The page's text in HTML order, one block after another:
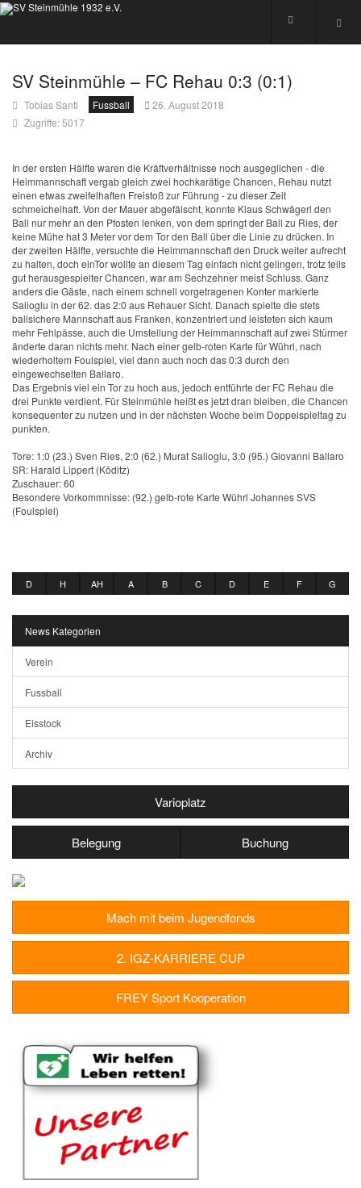
SV Steinmühle – FC Rehau 0:3 (0:1)
Tobias Santl Fussball
26. August 2018
Zugriffe: 5017
In der ersten Hälfte waren die Kräftverhältnisse noch ausgeglichen - die
Heimmannschaft vergab gleich zwei hochkarätige Chancen, Rehau nutzt
einen etwas zweifelhaften Freistoß zur Führung - zu dieser Zeit
schmeichelhaft. Von der Mauer abgefälscht, konnte Klaus Schwägerl den
Ball nur mehr an den Pfosten lenken, von dem springt der Ball zu Ries, der
keine Mühe hat 3 Meter vor dem Tor den Ball über die Linie zu drücken. In
der zweiten Hälfte, versuchte die Heimmannschaft den Druck weiter aufrecht
zu halten, doch einTor wollte an diesem Tag einfach nicht gelingen, trotz teils
gut herausgespielter Chancen, war am Sechzehner meist Schluss. Ganz
anders die Gäste, nach einem schnell vorgetragenen Konter markierte
Salioglu in der 62. das 2:0 aus Rehauer Sicht. Danach spielte die stets
ballsichere Mannschaft aus Franken, konzentriert und leisteten sich kaum
mehr Fehlpässe, auch die Umstellung der Heimmannschaft auf zwei Stürmer
änderte daran nichts mehr. Nach einer gelb-roten Karte für Wührl, nach
wiederholtem Foulspiel, viel dann auch noch das 0:3 durch den
eingewechselten Ballaro.
Das Ergebnis viel ein Tor zu hoch aus, jedoch entführte der FC Rehau die
drei Punkte verdient. Für Steinmühle heißt es jetzt dran bleiben, die Chancen
konsequenter zu nutzen und in der nächsten Woche beim Doppelspieltag zu
punkten.
Tore: 1:0 (23.) Sven Ries, 2:0 (62.) Murat Salioglu, 3:0 (95.) Giovanni Ballaro
SR: Harald Lippert (Köditz)
Zuschauer: 60
Besondere Vorkommnisse: (92.) gelb-rote Karte Wührl Johannes SVS
(Foulspiel)
D H AH A B C D E F G
News Kategorien
Verein
Fussball
Eisstock
Archiv
Varioplatz
Belegung Buchung
Mach mit beim Jugendfonds
2. IGZ-KARRIERE CUP
FREY Sport Kooperation